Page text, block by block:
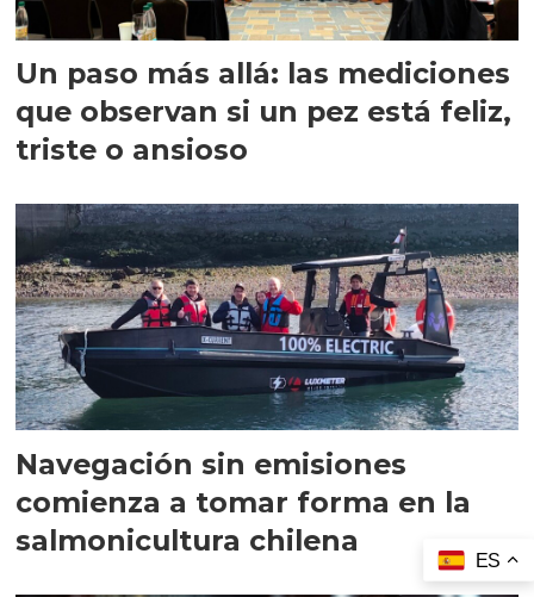
Un paso más allá: las mediciones
que observan si un pez está feliz,
triste o ansioso
Navegación sin emisiones
comienza a tomar forma en la
salmonicultura chilena
ES